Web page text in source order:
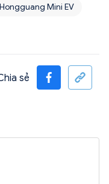
Mini EV
sẻ